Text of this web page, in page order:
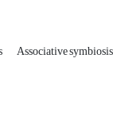
Associative symbiosis